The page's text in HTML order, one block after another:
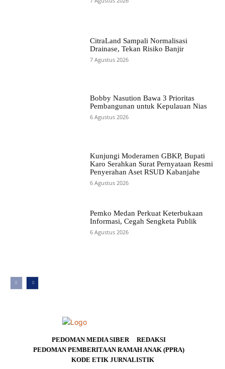
CitraLand Sampali Normalisasi
Drainase, Tekan Risiko Banjir
7 Agustus 2026
Bobby Nasution Bawa 3 Prioritas
Pembangunan untuk Kepulauan Nias
6 Agustus 2026
Kunjungi Moderamen GBKP, Bupati
Karo Serahkan Surat Pernyataan Resmi
Penyerahan Aset RSUD Kabanjahe
6 Agustus 2026
Pemko Medan Perkuat Keterbukaan
Informasi, Cegah Sengketa Publik
6 Agustus 2026
PEDOMAN MEDIA SIBER
REDAKSI
PEDOMAN PEMBERITAAN RAMAH ANAK (PPRA)
KODE ETIK JURNALISTIK